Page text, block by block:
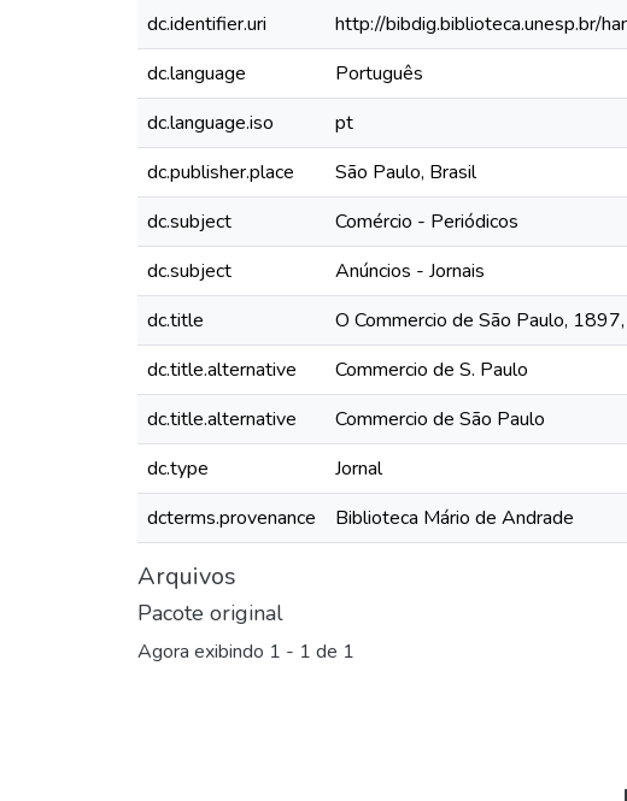
dc.identifier.uri
http://bibdig.biblioteca.unesp.br/
dc.language
Português
dc.language.iso
pt
dc.publisher.place
São Paulo, Brasil
dc.subject
Comércio - Periódicos
dc.subject
Anúncios - Jornais
dc.title
O Commercio de São Paulo,
dc.title.alternative
Commercio de S. Paulo
dc.title.alternative
Commercio de São Paulo
dc.type
Jornal
dcterms.provenance
Biblioteca Mário de Andrade
Arquivos
Pacote original
Agora exibindo 1 - 1 de 1